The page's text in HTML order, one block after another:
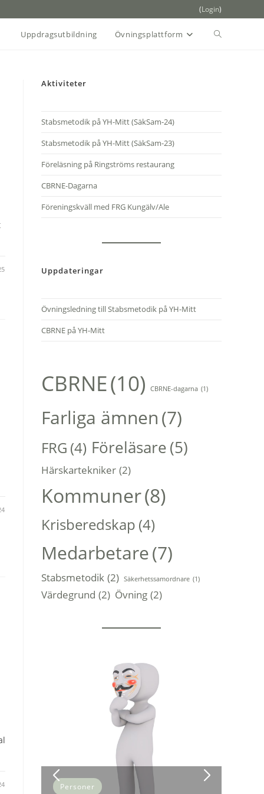
(Login)
Uppdragsutbildning Övningsplattform Slå
Aktiviteter
Stabsmetodik på YH-Mitt (SäkSam-24)
Stabsmetodik på YH-Mitt (SäkSam-23)
Föreläsning på Ringströms restaurang
CBRNE-Dagarna
Föreningskväll med FRG Kungälv/Ale
Uppdateringar
Övningsledning till Stabsmetodik på YH-Mitt
CBRNE på YH-Mitt
CBRNE(10) CBRNE-dagarna (1)
Farliga ämnen(7)
FRG (4) Föreläsare(5)
Härskartekniker (2)
Kommuner(8)
Krisberedskap (4)
Medarbetare(7)
Stabsmetodik (2) Säkerhetssamordnare (1)
Värdegrund (2) Övning (2)
Personer